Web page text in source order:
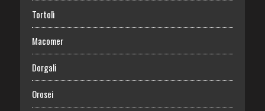
Tortolì
Macomer
Dorgali
Orosei